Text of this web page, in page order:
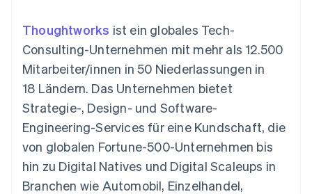
125
Zahlungen vor Ort
Authorization
Optimierung der
Autorisierungsraten
Beschleunigter
Bezahlvorgang
Financial
Connections
Verbundene
SaaS
Nach Branche
KI-Unternehmen
Creator Economy
Gaming
Freizeit
Versicherungen
Abonnementverwaltung
nutzungsbasierte
Abrechnung um
Stablecoin-gestützte
Karten ausgeben: So
geht´s
Bereitstellung und
Verwaltung von
Diensten mit Agenten
Stripe Sessions
Karriere
Newsroom
Stripe Press
Kontakt
Sales-Team
kontaktieren
Partner werden
Thoughtworks ist ein globales Tech-
Consulting-Unternehmen mit mehr als 12.500
Mitarbeiter/innen in 50 Niederlassungen in
18 Ländern. Das Unternehmen bietet
Strategie-, Design- und Software-
Engineering-Services für eine Kundschaft, die
von globalen Fortune-500-Unternehmen bis
hin zu Digital Natives und Digital Scaleups in
Branchen wie Automobil, Einzelhandel,